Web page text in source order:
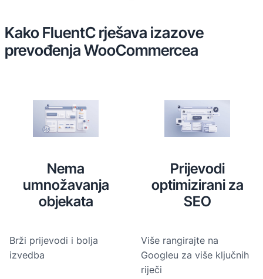
Kako FluentC rješava izazove
prevođenja WooCommercea
Nema
umnožavanja
objekata
Brži prijevodi i bolja
izvedba
Prijevodi
optimizirani za
SEO
Više rangirajte na
Googleu za više ključnih
riječi